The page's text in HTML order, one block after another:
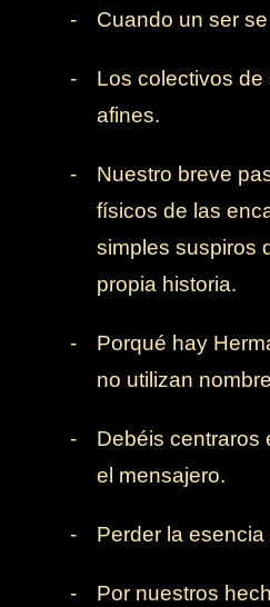
- Cuando un ser
-
Los colectivos
afines.
-
Nuestro breve
físicos de las
simples suspiros
propia historia.
-
Porqué hay
no utilizan
-
Debéis centraros
el mensajero.
- Perder la
- Por nuestros